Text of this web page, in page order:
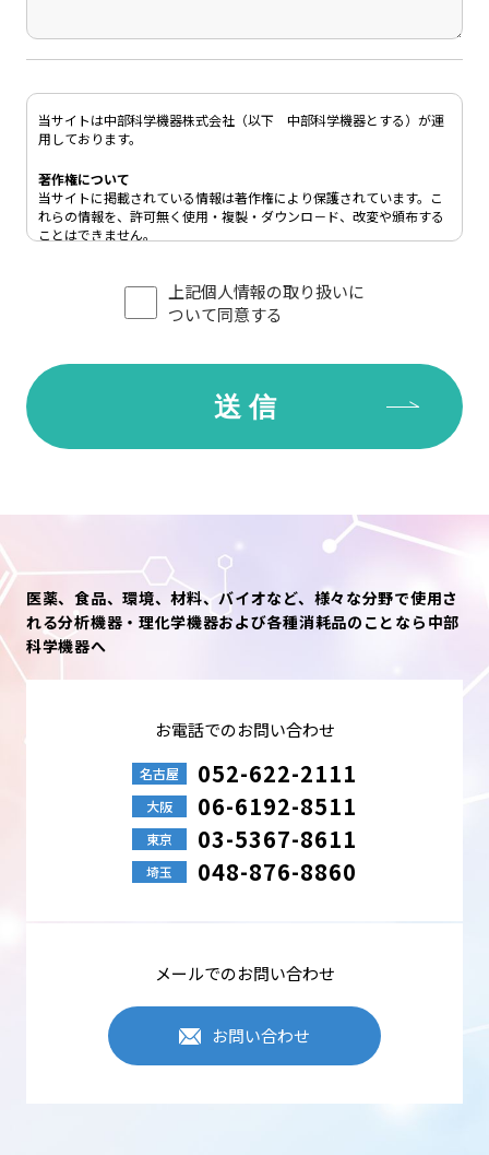
当サイトは中部科学機器株式会社（以下 中部科学機器とする）が運
用しております。
著作権について
当サイトに掲載されている情報は著作権により保護されています。こ
れらの情報を、許可無く使用・複製・ダウンロ－ド、改変や頒布する
ことはできません。
当サイトへのリンクをご希望の方は、問い合わせ窓口までご連絡下さ
当サイト上をご利用されるにあたり、次の行為を禁止します。
●第三者または中部科学機器の財産もしくはプライバシー等を侵害す
る行為、または侵害する恐れのある行為。なお、当サイト上の個人情
●公序良俗に反する行為、またはその恐れのある行為。
●コンピューターウィルス等の有害なプログラムを使用もしくは提供
●法令、条例に違反する行為、または違反する恐れのある行為。
●その他、中部科学機器が随時不適切と判断した行為。
個人情報の利用目的について
中部科学機器では、あらかじめご本人の同意を得た場合、および法令
により例外とされる場合を除き、下記目的の範囲内でのみ個人情報を
●ご依頼事項の対応、または業務上のご連絡
●その他、事前にご同意を頂いた目的事項
個人情報の安全管理
中部科学機器は、個人情報への不正アクセス・紛失・破損・改ざん・
漏えいなどを防止するため、セキュリティシステムの維持・管理体制
の整備・従業員教育の徹底などの必要な措置を行い個人情報の管理を
●事業承継、共同利用など
Cookieの使用について
Cookieとは、訪問したWebサイトの訪問履歴などの情報を一時的に記
性を向上させる目的で、Cookieを使用し閲覧状況などの情報を収集す
上記個人情報の取り扱いに
ついて同意する
医薬、食品、環境、材料、バイオなど、様々な分野で使用さ
れる分析機器・理化学機器および各種消耗品のことなら中部
科学機器へ
お電話でのお問い合わせ
名古屋 052-622-2111
大阪 06-6192-8511
東京 03-5367-8611
埼玉 048-876-8860
メールでのお問い合わせ
お問い合わせ